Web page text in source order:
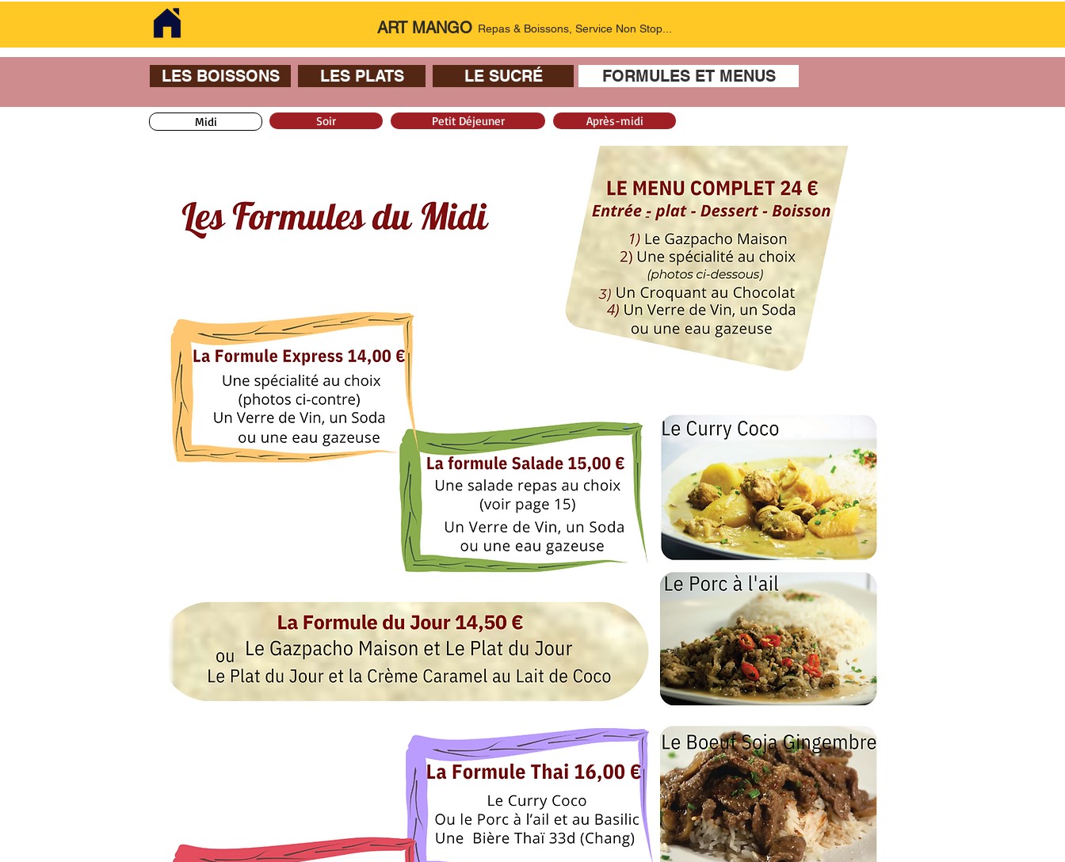
ART MANGO Repas & Boissons, Service Non Stop...
LES BOISSONS LES PLATS LE SUCRÉ FORMULES ET MENUS
Midi Soir Petit Déjeuner Après-midi